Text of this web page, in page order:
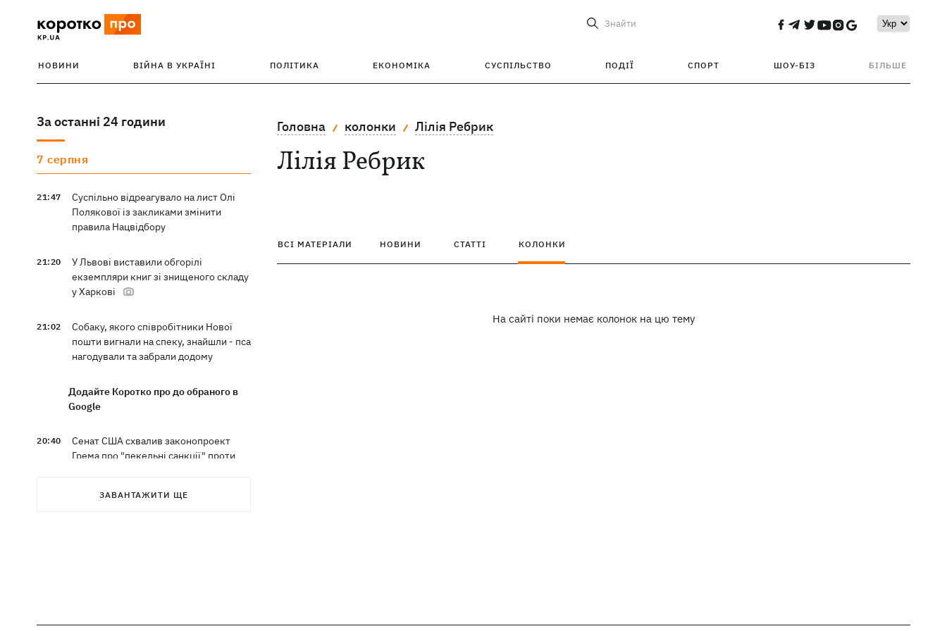
Знайти
НОВИНИ ВІЙНА В УКРАЇНІ ПОЛІТИКА ЕКОНОМІКА СУСПІЛЬСТВО ПОДІЇ СПОРТ ШОУ-БІЗ БІЛЬШЕ
За останні 24 години
7 серпня
21:47
Суспільно відреагувало на лист Олі
Полякової із закликами змінити
правила Нацвідбору
21:20
У Львові виставили обгорілі
екземпляри книг зі знищеного складу
у Харкові
21:02
Собаку, якого співробітники Нової
пошти вигнали на спеку, знайшли - пса
нагодували та забрали додому
Додайте Коротко про до обраного в
Google
20:40
Сенат США схвалив законопроект
Грема про "пекельні санкції" проти
ЗАВАНТАЖИТИ ЩЕ
Головна колонки Лілія Ребрик
Лілія Ребрик
ВСІ МАТЕРІАЛИ НОВИНИ СТАТТІ КОЛОНКИ
На сайті поки немає колонок на цю тему